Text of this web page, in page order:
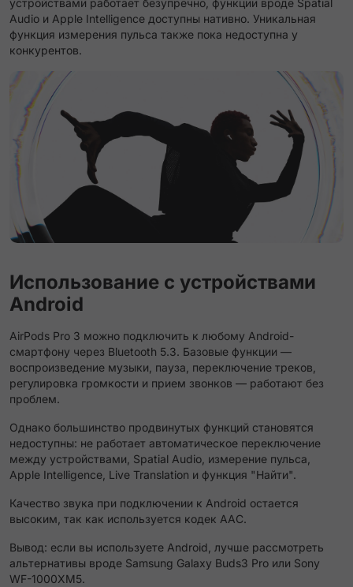
устройствами работает безупречно, функции вроде Spatial
Audio и Apple Intelligence доступны нативно. Уникальная
функция измерения пульса также пока недоступна у
конкурентов.
Использование с устройствами
Android
AirPods Pro 3 можно подключить к любому Android-
смартфону через Bluetooth 5.3. Базовые функции —
воспроизведение музыки, пауза, переключение треков,
регулировка громкости и прием звонков — работают без
проблем.
Однако большинство продвинутых функций становятся
недоступны: не работает автоматическое переключение
между устройствами, Spatial Audio, измерение пульса,
Apple Intelligence, Live Translation и функция "Найти".
Качество звука при подключении к Android остается
высоким, так как используется кодек AAC.
Вывод: если вы используете Android, лучше рассмотреть
альтернативы вроде Samsung Galaxy Buds3 Pro или Sony
WF-1000XM5.